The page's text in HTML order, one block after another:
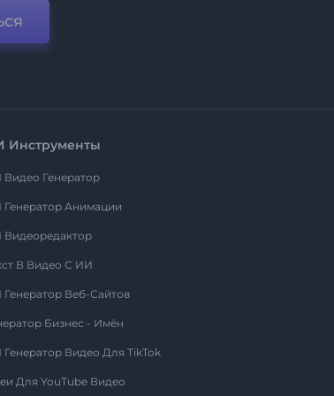
Инструменты
Генератор
Анимации
Видеоредактор
В Видео С ИИ
Веб-Сайтов
Бизнес - Имён
Видео Для TikTok
Для YouTube Видео